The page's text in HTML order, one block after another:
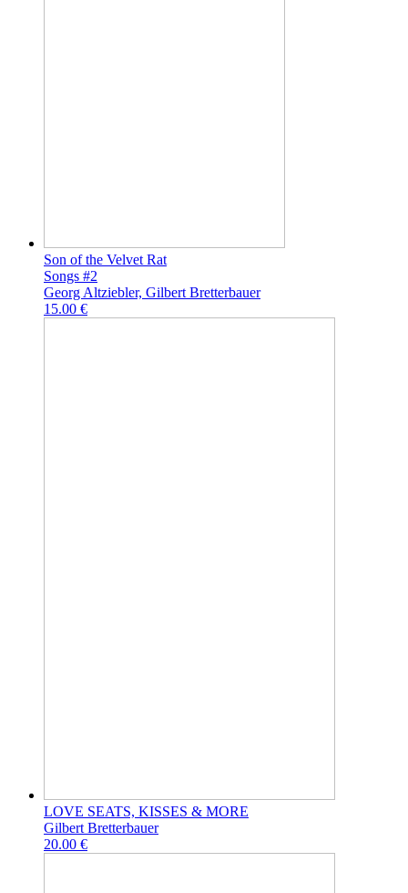
Son of the Velvet Rat
Songs #2
Georg Altziebler, Gilbert Bretterbauer
15.00 €
LOVE SEATS, KISSES & MORE
Gilbert Bretterbauer
20.00 €